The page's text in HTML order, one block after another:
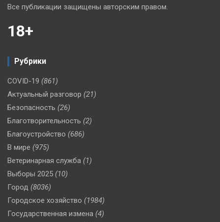
Все публикации защищены авторским правом.
18+
Рубрики
COVID-19 (861)
Актуальный разговор (21)
Безопасность (26)
Благотворительность (2)
Благоустройство (686)
В мире (975)
Ветеринарная служба (1)
Выборы 2025 (10)
Город (8036)
Городское хозяйство (1984)
Государственная измена (4)